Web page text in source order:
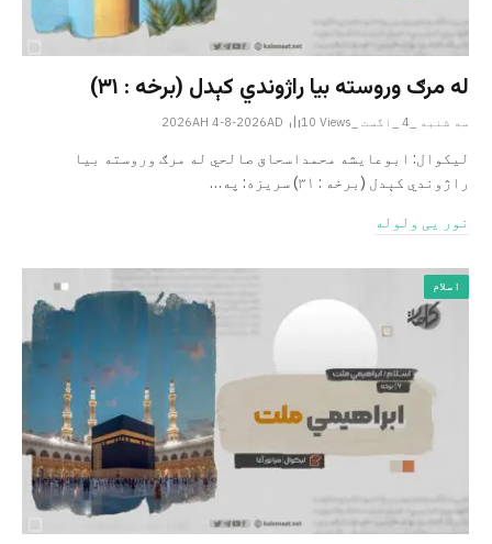
له مرګ وروسته بیا راژوندي کېدل (برخه : ۳۱)
سه شنبه _4 _اگست _2026AH 4-8-2026AD 10 Views
لیکوال: ابوعایشه محمداسحاق صالحي له مرګ وروسته بیا
راژوندي کېدل (برخه : ۳۱) سریزه: په…
نور یی ولوله
اسلام